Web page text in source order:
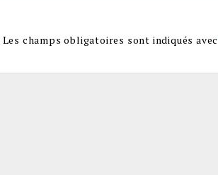
Les champs obligatoires sont indiqués avec